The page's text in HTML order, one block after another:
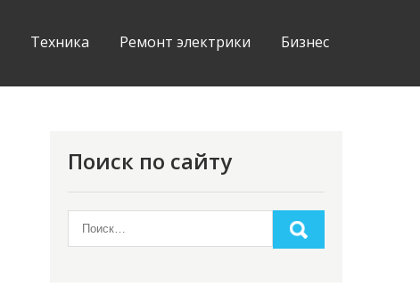
Техника Ремонт электрики Бизнес
Поиск по сайту